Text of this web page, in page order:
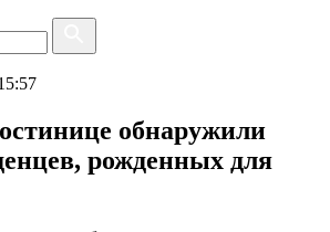
обнаружили
рожденных для